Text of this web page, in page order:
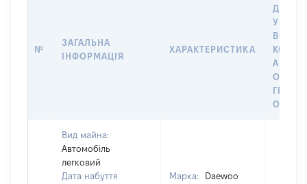
№
ЗАГАЛЬНА
ІНФОРМАЦІЯ
ХАРАКТЕРИСТИКА
ДАТУ
У
АБО
Вид майна:
Автомобіль
легковий
Дата набуття
Марка:
Daewoo